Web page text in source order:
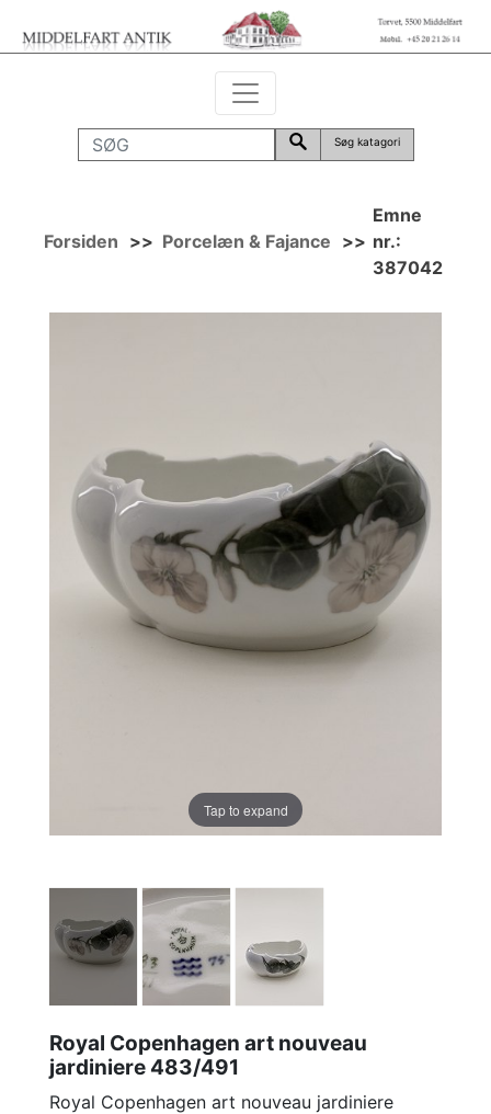
Søg katagori
Forsiden >> Porcelæn & Fajance >>
Emne
nr.:
387042
Tap to expand
Royal Copenhagen art nouveau
jardiniere 483/491
Royal Copenhagen art nouveau jardiniere